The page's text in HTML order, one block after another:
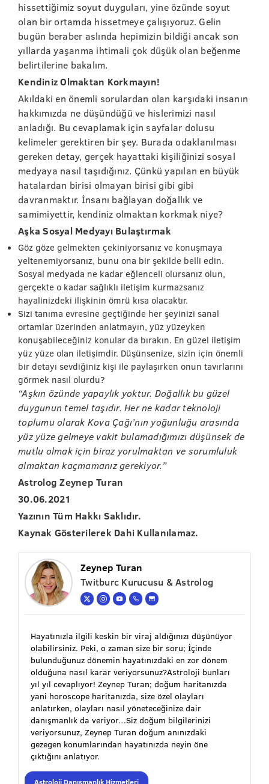
hissettiğimiz soyut duyguları, yine özünde soyut
olan bir ortamda hissetmeye çalışıyoruz. Gelin
bugün beraber aslında hepimizin bildiği ancak son
yıllarda yaşanma ihtimali çok düşük olan beğenme
belirtilerine bakalım.
Kendiniz Olmaktan Korkmayın!
Akıldaki en önemli sorulardan olan karşıdaki insanın
hakkımızda ne düşündüğü ve hislerimizi nasıl
anladığı. Bu cevaplamak için sayfalar dolusu
kelimeler gerektiren bir şey. Burada odaklanılması
gereken detay, gerçek hayattaki kişiliğinizi sosyal
medyaya nasıl taşıdığınız. Çünkü yapılan en büyük
hatalardan birisi olmayan birisi gibi gibi
davranmaktır. İnsanı bağlayan doğallık ve
samimiyettir, kendiniz olmaktan korkmak niye?
Aşka Sosyal Medyayı Bulaştırmak
Göz göze gelmekten çekiniyorsanız ve konuşmaya
yeltenemiyorsanız, bunu ona bir şekilde belli edin.
Sosyal medyada ne kadar eğlenceli olursanız olun,
gerçekte o kadar sağlıklı iletişim kurmazsanız
hayalinizdeki ilişkinin ömrü kısa olacaktır.
Sizi tanıma evresine geçtiğinde her şeyinizi sanal
ortamlar üzerinden anlatmayın, yüz yüzeyken
konuşabileceğiniz konular da bırakın. En güzel iletişim
yüz yüze olan iletişimdir. Düşünsenize, sizin için önemli
bir detayı sevdiğiniz kişi ile paylaşırken onun tavırlarını
görmek nasıl olurdu?
“Aşkın özünde yapaylık yoktur. Doğallık bu güzel
duygunun temel taşıdır. Her ne kadar teknoloji
toplumu olarak Kova Çağı’nın yoğunluğu arasında
yüz yüze gelmeye vakit bulamadığımızı düşünsek de
mutlu olmak için biraz yorulmaktan ve sorumluluk
almaktan kaçmamanız gerekiyor.”
Astrolog Zeynep Turan
30.06.2021
Yazının Tüm Hakkı Saklıdır.
Kaynak Gösterilerek Dahi Kullanılamaz.
Zeynep Turan
Twitburc Kurucusu & Astrolog
Hayatınızla ilgili keskin bir viraj aldığınızı düşünüyor
olabilirsiniz. Peki, o zaman size bir soru; İçinde
bulunduğunuz dönemin hayatınızdaki en zor dönem
olduğuna nasıl karar veriyorsunuz?Astroloji bunları
yıl yıl cevaplıyor! Zeynep Turan; doğum haritanızda
yani horoscope haritanızda, size özel olayları
anlatırken, olayları nasıl yöneteceğinize dair
danışmanlık da veriyor…Siz doğum bilgilerinizi
veriyorsunuz, Zeynep Turan doğum anınızdaki
gezegen konumlarından hayatınızda neyin öne
çıktığını anlatıyor.
Astroloji Danışmanlık Hizmetleri